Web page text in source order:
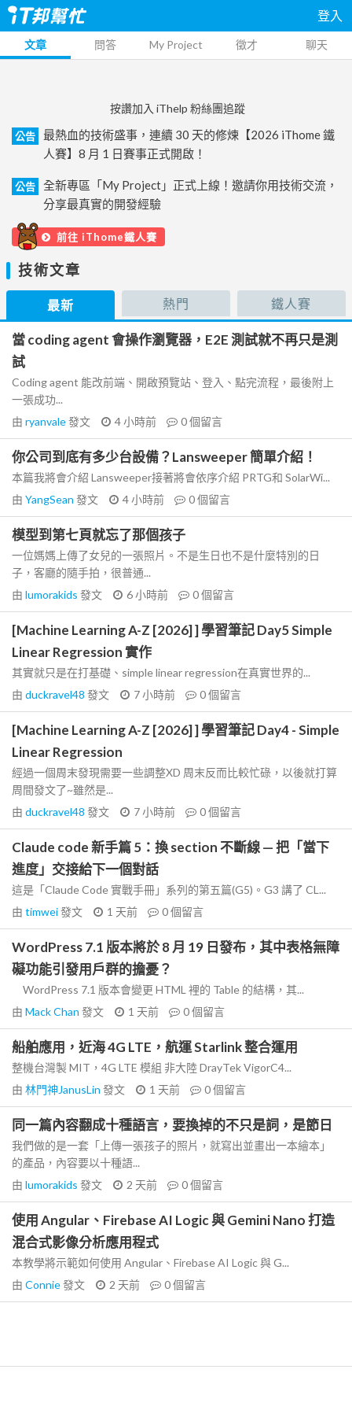
登入
文章 問答 My Project 徵才 聊天
按讚加入 iThelp 粉絲團追蹤
公告
最熱血的技術盛事，連續 30 天的修煉【2026 iThome 鐵
人賽】8 月 1 日賽事正式開啟！
公告
全新專區「My Project」正式上線！邀請你用技術交流，
分享最真實的開發經驗
前往 iThome鐵人賽
技術文章
最新 熱門 鐵人賽
當 coding agent 會操作瀏覽器，E2E 測試就不再只是測
試
Coding agent 能改前端、開啟預覽站、登入、點完流程，最後附上
一張成功...
由 ryanvale發文 4 小時前 0個留言
你公司到底有多少台設備？Lansweeper 簡單介紹！
本篇我將會介紹 Lansweeper接著將會依序介紹 PRTG和 SolarWi...
由 YangSean 發文 4 小時前 0個留言
模型到第七頁就忘了那個孩子
一位媽媽上傳了女兒的一張照片。不是生日也不是什麼特別的日
子，客廳的隨手拍，很普通...
由 lumorakids 發文 6 小時前 0個留言
[Machine Learning A-Z [2026] ] 學習筆記 Day5 Simple
Linear Regression 實作
其實就只是在打基礎、simple linear regression在真實世界的...
由 duckravel48 發文 7 小時前 0個留言
[Machine Learning A-Z [2026] ] 學習筆記 Day4 - Simple
Linear Regression
經過一個周末發現需要一些調整XD 周末反而比較忙碌，以後就打算
周間發文了~雖然是...
由 duckravel48 發文 7 小時前 0個留言
Claude code 新手篇 5：換 section 不斷線 — 把「當下
進度」交接給下一個對話
這是「Claude Code 實戰手冊」系列的第五篇(G5)。G3 講了 CL...
由 timwei發文 1 天前 0個留言
WordPress 7.1 版本將於 8 月 19 日發布，其中表格無障
礙功能引發用戶群的擔憂？
WordPress 7.1 版本會變更 HTML 裡的 Table 的結構，其...
由 Mack Chan 發文 1 天前 0個留言
船舶應用，近海 4G LTE，航運 Starlink 整合運用
整機台灣製 MIT，4G LTE 模組 非大陸 DrayTek VigorC4...
由 林門神JanusLin 發文 1 天前 0個留言
同一篇內容翻成十種語言，要換掉的不只是詞，是節日
我們做的是一套「上傳一張孩子的照片，就寫出並畫出一本繪本」
的產品，內容要以十種語...
由 lumorakids 發文 2 天前 0個留言
使用 Angular、Firebase AI Logic 與 Gemini Nano 打造
混合式影像分析應用程式
本教學將示範如何使用 Angular、Firebase AI Logic 與 G...
由 Connie發文 2 天前 0個留言